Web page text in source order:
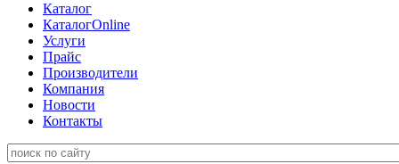
Каталог
КаталогOnline
Услуги
Прайс
Производители
Компания
Новости
Контакты